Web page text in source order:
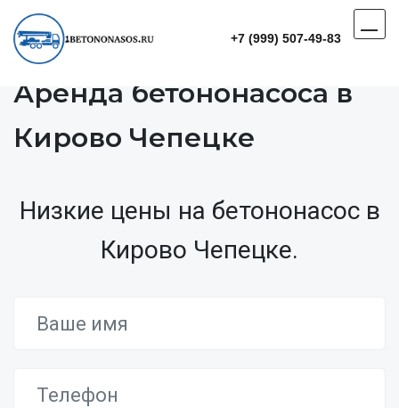
+7 (999) 507-49-83
Аренда бетононасоса в
Кирово Чепецке
Низкие цены на бетононасос в
Кирово Чепецке.